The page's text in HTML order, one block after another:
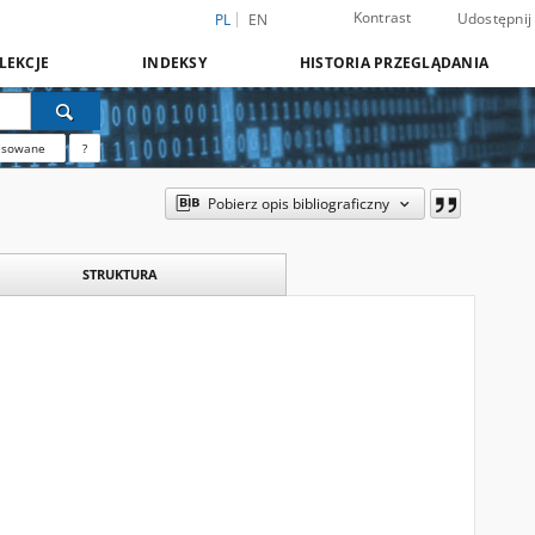
PL EN Kontrast Udostępnij
INDEKSY HISTORIA PRZEGLĄDANIA
?
Pobierz opis bibliograficzny
STRUKTURA